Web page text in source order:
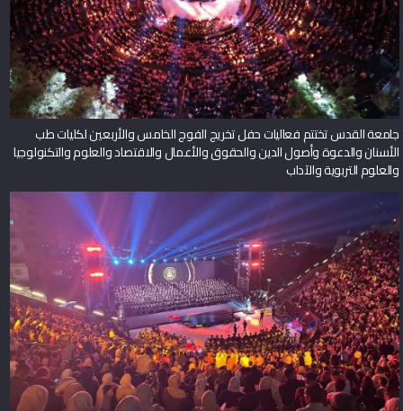
جامعة القدس تختتم فعاليات حفل تخريج الفوج الخامس والأربعين لكليات طب
الأسنان والدعوة وأصول الدين والحقوق والأعمال والاقتصاد والعلوم والتكنولوجيا
والعلوم التربوية والآداب